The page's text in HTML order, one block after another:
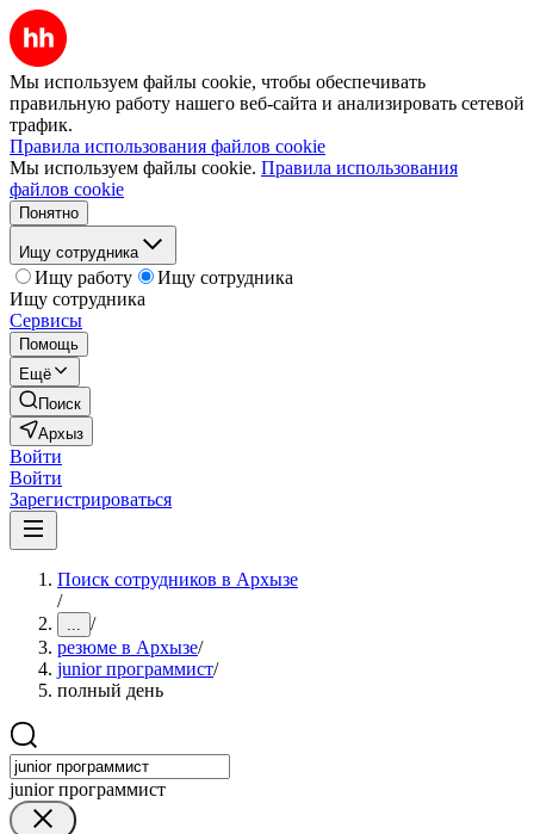
Мы используем файлы cookie, чтобы обеспечивать
правильную работу нашего веб-сайта и анализировать сетевой
трафик.
Правила использования файлов cookie
Мы используем файлы cookie. Правила использования
файлов cookie
Понятно
Ищу сотрудника
Ищу работу
Ищу сотрудника
Ищу сотрудника
Сервисы
Помощь
Ещё
Поиск
Архыз
Войти
Войти
Зарегистрироваться
Поиск сотрудников в Архызе
/
... /
резюме в Архызе/
junior программист/
полный день
junior программист